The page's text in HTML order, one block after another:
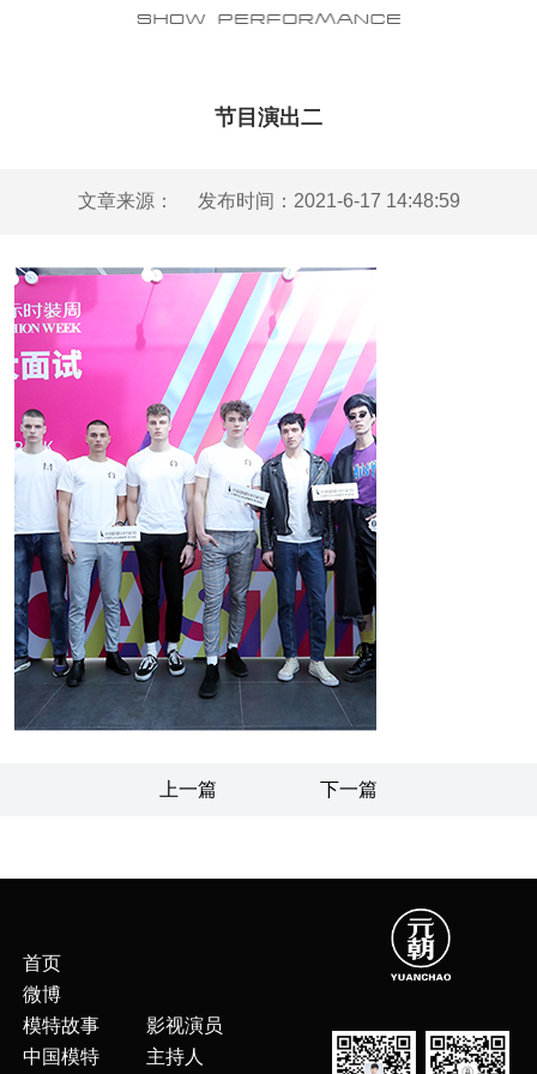
节目演出二
文章来源： 发布时间：2021-6-17 14:48:59
上一篇 下一篇
首页
微博
模特故事
中国模特
影视演员
主持人